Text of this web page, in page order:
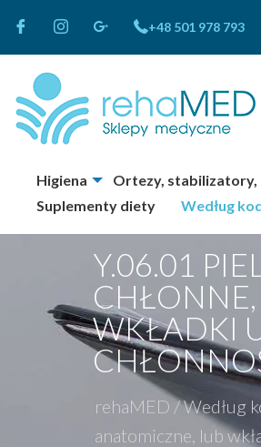
+48 501 978 793
Higiena Ortezy, stabilizatory,
Suplementy diety
Według
Y.06.01
WKŁADKI
rehaMED /Według
anatomiczne, lub